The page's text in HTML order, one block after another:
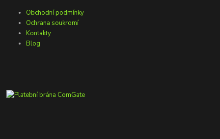
Obchodní podmínky
Ochrana soukromí
Kontakty
Blog